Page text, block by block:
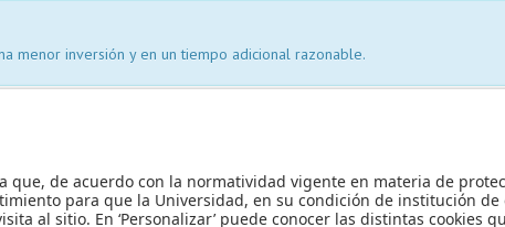
menor inversión y en un tiempo adicional razonable.
de estudio de doble programa que los estudiantes de maestría de la